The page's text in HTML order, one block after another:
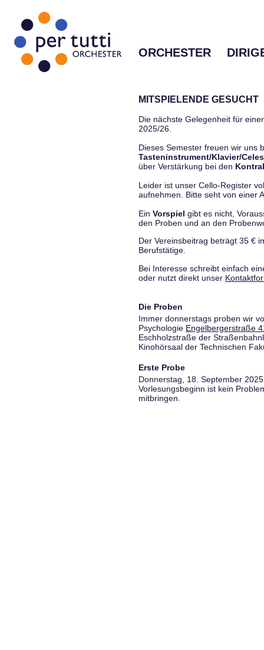
ORCHESTER
MITSPIELENDE GESUCHT
Die nächste Gelegenheit für
2025/26.
Dieses Semester freuen wir uns
Tasteninstrument/Klavier/
über Verstärkung bei den
Leider ist unser Cello-Register
aufnehmen. Bitte seht von einer
Ein Vorspiel gibt es nicht,
den Proben und an den
Der Vereinsbeitrag beträgt 35 €
Berufstätige.
Bei Interesse schreibt einfach
oder nutzt direkt unser
Die Proben
Immer donnerstags proben wir
Psychologie Engelbergerstraße
Eschholzstraße der
Kinohörsaal der Technischen
Erste Probe
Donnerstag, 18. September
Vorlesungsbeginn ist kein
mitbringen.